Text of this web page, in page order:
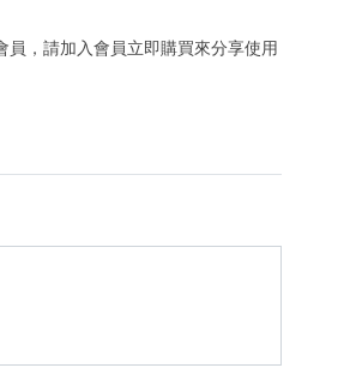
，請加入會員立即購買來分享使用